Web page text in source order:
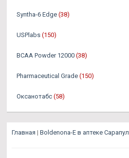
Syntha-6 Edge (38)
USPlabs (150)
BCAA Powder 12000 (38)
Pharmaceutical Grade (150)
Оксанотабс (58)
Главная | Boldenona-E в аптеке Сарапул